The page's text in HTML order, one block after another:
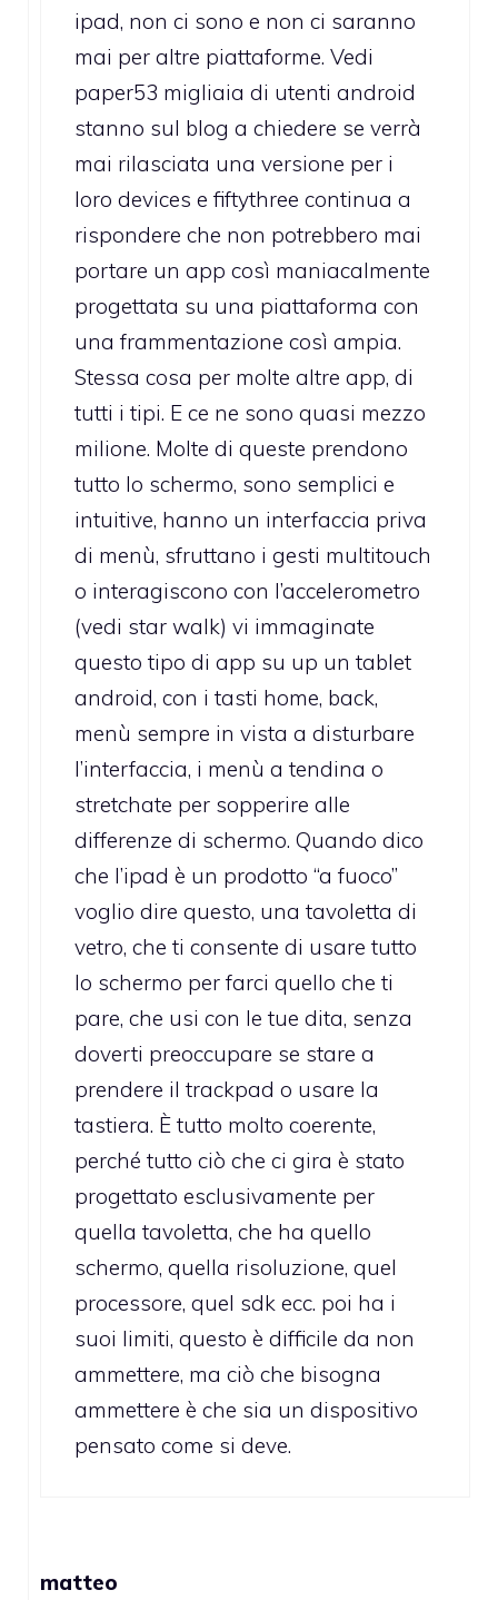
ipad, non ci sono e non ci saranno
mai per altre piattaforme. Vedi
paper53 migliaia di utenti android
stanno sul blog a chiedere se verrà
mai rilasciata una versione per i
loro devices e fiftythree continua a
rispondere che non potrebbero mai
portare un app così maniacalmente
progettata su una piattaforma con
una frammentazione così ampia.
Stessa cosa per molte altre app, di
tutti i tipi. E ce ne sono quasi mezzo
milione. Molte di queste prendono
tutto lo schermo, sono semplici e
intuitive, hanno un interfaccia priva
di menù, sfruttano i gesti multitouch
o interagiscono con l’accelerometro
(vedi star walk) vi immaginate
questo tipo di app su up un tablet
android, con i tasti home, back,
menù sempre in vista a disturbare
l’interfaccia, i menù a tendina o
stretchate per sopperire alle
differenze di schermo. Quando dico
che l’ipad è un prodotto “a fuoco”
voglio dire questo, una tavoletta di
vetro, che ti consente di usare tutto
lo schermo per farci quello che ti
pare, che usi con le tue dita, senza
doverti preoccupare se stare a
prendere il trackpad o usare la
tastiera. È tutto molto coerente,
perché tutto ciò che ci gira è stato
progettato esclusivamente per
quella tavoletta, che ha quello
schermo, quella risoluzione, quel
processore, quel sdk ecc. poi ha i
suoi limiti, questo è difficile da non
ammettere, ma ciò che bisogna
ammettere è che sia un dispositivo
pensato come si deve.
matteo